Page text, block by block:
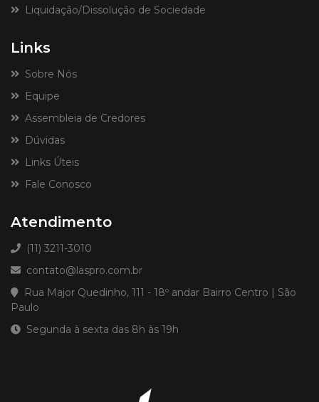
Liquidação/Dissolução de Sociedade
Links
Sobre Nós
Equipe
Assembleia de Credores
Dúvidas
Links Úteis
Fale Conosco
Atendimento
(11) 3211-3010
contato@laspro.com.br
Rua Major Quedinho, 111 - 18º andar Bairro Centro | São
Paulo
Segunda à sexta das 8h às 19h